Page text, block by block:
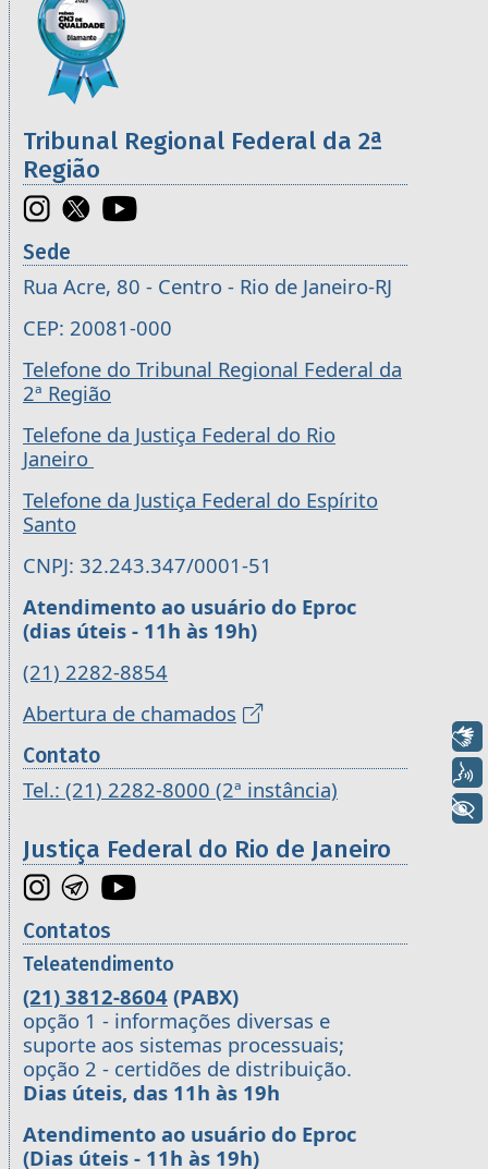
Tribunal Regional Federal da 2ª
Região
Sede
Rua Acre, 80 - Centro - Rio de Janeiro-RJ
CEP: 20081-000
Telefone do Tribunal Regional Federal da
2ª Região
Telefone da Justiça Federal do Rio
Janeiro
Telefone da Justiça Federal do Espírito
Santo
CNPJ: 32.243.347/0001-51
Atendimento ao usuário do Eproc
(dias úteis - 11h às 19h)
(21) 2282-8854
Abertura de chamados
Contato
Tel.: (21) 2282-8000 (2ª instância)
Justiça Federal do Rio de Janeiro
Contatos
Teleatendimento
(21) 3812-8604 (PABX)
opção 1 - informações diversas e
suporte aos sistemas processuais;
opção 2 - certidões de distribuição.
Dias úteis, das 11h às 19h
Atendimento ao usuário do Eproc
(Dias úteis - 11h às 19h)
Voz
+ Acessibilidade